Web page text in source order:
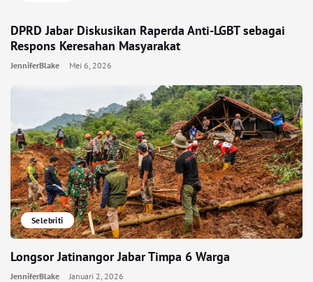
DPRD Jabar Diskusikan Raperda Anti-LGBT sebagai
Respons Keresahan Masyarakat
JenniferBlake Mei 6, 2026
Selebriti
Longsor Jatinangor Jabar Timpa 6 Warga
JenniferBlake Januari 2, 2026